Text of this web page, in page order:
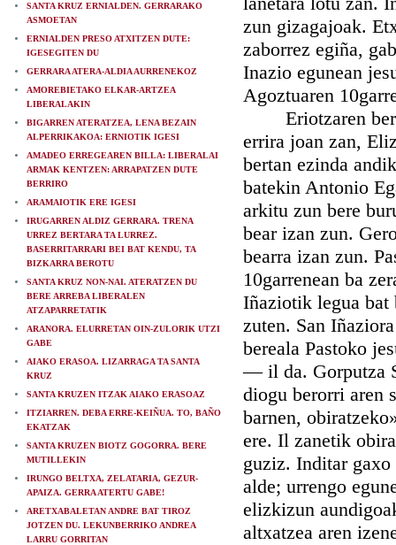
SANTA KRUZ ERNIALDEN. GERRARAKO
ASMOETAN
ERNIALDEN PRESO ATXITZEN DUTE:
IGESEGITEN DU
GERRARA ATERA-ALDIA AURRENEKOZ
AMOREBIETAKO ELKAR-ARTZEA
LIBERALAKIN
BIGARREN ATERATZEA, LENA BEZAIN
ALPERRIKAKOA: ERNIOTIK IGESI
AMADEO ERREGEAREN BILLA: LIBERALAI
ARMAK KENTZEN: ARRAPATZEN DUTE
BERRIRO
ARAMAIOTIK ERE IGESI
IRUGARREN ALDIZ GERRARA. TRENA
URREZ BERTARA TA LURREZ.
BASERRITARRARI BEI BAT KENDU, TA
BIZKARRA BEROTU
SANTA KRUZ NON-NAI. ATERATZEN DU
BERE ARREBA LIBERALEN
ATZAPARRETATIK
ARANORA. ELURRETAN OIN-ZULORIK UTZI
GABE
AIAKO ERASOA. LIZARRAGA TA SANTA
KRUZ
SANTA KRUZEN ITZAK AIAKO ERASOAZ
ITZIARREN. DEBA ERRE-KEIÑUA. TO, BAÑO
EKATZAK
SANTA KRUZEN BIOTZ GOGORRA. BERE
MUTILLEKIN
IRUNGO BELTXA, ZELATARIA, GEZUR-
APAIZA. GERRA ATERTU GABE!
ARETXABALETAN ANDRE BAT TIROZ
JOTZEN DU. LEKUNBERRIKO ANDREA
LARRU GORRITAN
zun gizagajoak.
zaborrez egiña,
Inazio egunean
Agoztuaren
Eriotzaren berri
errira joan zan,
bertan ezinda
batekin Antonio
arkitu zun bere
bear izan zun.
bearra izan zun.
10garrenean ba
Iñaziotik legua bat
zuten. San
bereala Pastoko
— il da. Gorputza
diogu berorri aren
barnen,
ere. Il zanetik
guziz. Inditar gaxo
alde; urrengo
elizkizun
altxatzea aren